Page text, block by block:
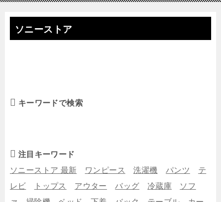
ソニーストア
キーワードで検索
注目キーワード
ソニーストア 最新
ワンピース 洗濯機 パンツ
テ
レビ
トップス アウター バッグ 冷蔵庫
ソフ